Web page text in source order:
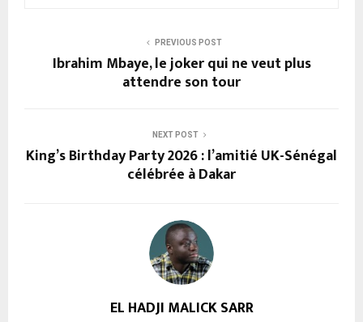
PREVIOUS POST
Ibrahim Mbaye, le joker qui ne veut plus
attendre son tour
NEXT POST
King’s Birthday Party 2026 : l’amitié UK-Sénégal
célébrée à Dakar
EL HADJI MALICK SARR